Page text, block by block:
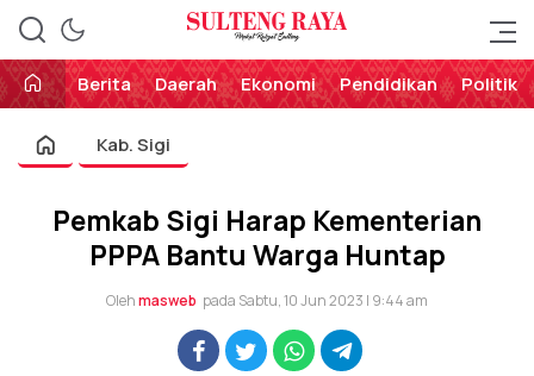
Sulteng Raya
Perekat Rakyat Sulteng
Berita
Daerah Ekonomi Pendidikan Politik
Kab. Sigi
Pemkab Sigi Harap Kementerian
PPPA Bantu Warga Huntap
Olehmasweb pada Sabtu, 10 Jun 2023 | 9:44 am